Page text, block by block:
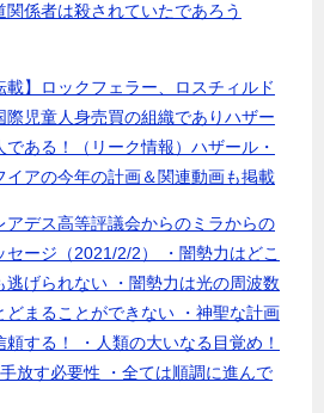
関係者は殺されていたであろう
載】ロックフェラー、ロスチィルド
際児童人身売買の組織でありハザー
である！（リーク情報）ハザール・
イアの今年の計画＆関連動画も掲載
アデス高等評議会からのミラからの
セージ（2021/2/2） ・闇勢力はどこ
逃げられない ・闇勢力は光の周波数
どまることができない ・神聖な計画
頼する！ ・人類の大いなる目覚め！
放す必要性 ・全ては順調に進んで